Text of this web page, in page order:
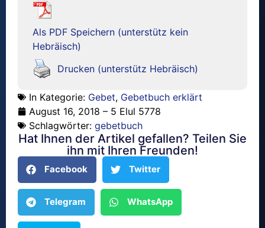
Als PDF Speichern (unterstütz kein
Hebräisch)
Drucken (unterstütz Hebräisch)
In Kategorie: Gebet, Gebetbuch erklärt
August 16, 2018 – 5 Elul 5778
Schlagwörter: gebetbuch
Hat Ihnen der Artikel gefallen? Teilen Sie
ihn mit Ihren Freunden!
Facebook Twitter
Telegram WhatsApp